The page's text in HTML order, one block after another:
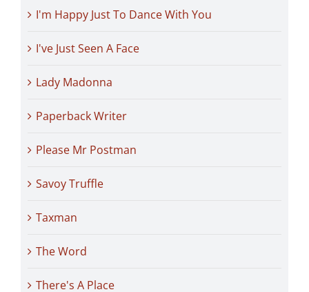
I'm Happy Just To Dance With You
I've Just Seen A Face
Lady Madonna
Paperback Writer
Please Mr Postman
Savoy Truffle
Taxman
The Word
There's A Place